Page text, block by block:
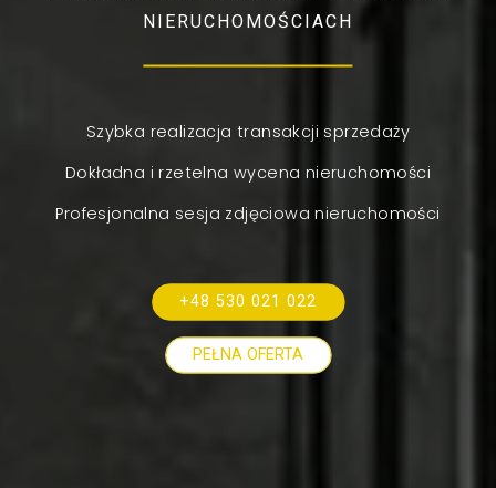
NIERUCHOMOŚCIACH
Szybka realizacja transakcji sprzedaży
Dokładna i rzetelna wycena nieruchomości
Profesjonalna sesja zdjęciowa nieruchomości
+48 530 021 022
PEŁNA OFERTA